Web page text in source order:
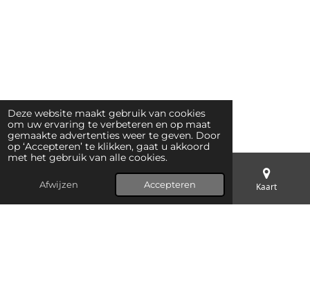
Deze website maakt gebruik van cookies
om uw ervaring te verbeteren en op maat
gemaakte advertenties weer te geven. Door
op ‘Accepteren’ te klikken, gaat u akkoord
met het gebruik van alle cookies.
Afwijzen Accepteren
E-mailadres Telefoonnummer Kaart